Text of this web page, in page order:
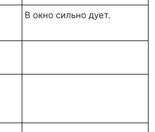
В окно сильно дует.